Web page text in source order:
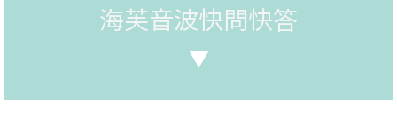
海芙音波快問快答
▼